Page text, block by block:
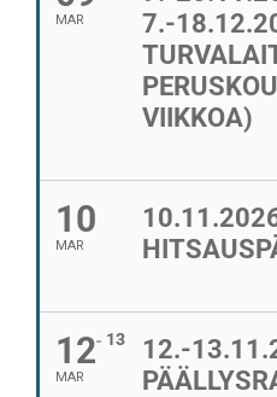
MAR
7.-
VIIKKOA)
10
MAR
12
MAR
13
12.-